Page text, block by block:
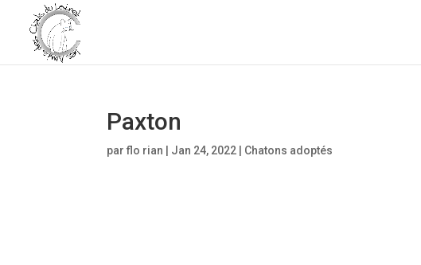
Paxton
parflo rian Jan 24, 2022 Chatons adoptés